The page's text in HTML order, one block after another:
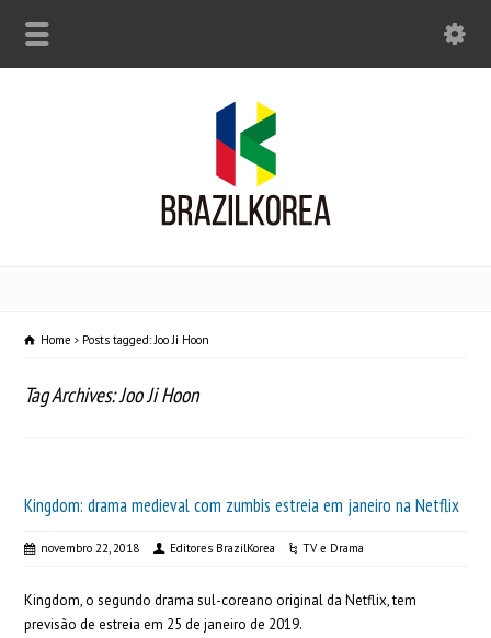
Home Posts tagged: Joo Ji Hoon
Tag Archives: Joo Ji Hoon
Kingdom: drama medieval com zumbis estreia em janeiro na Netflix
novembro 22, 2018 Editores BrazilKorea TV e Drama
Kingdom, o segundo drama sul-coreano original da Netflix, tem
previsão de estreia em 25 de janeiro de 2019.